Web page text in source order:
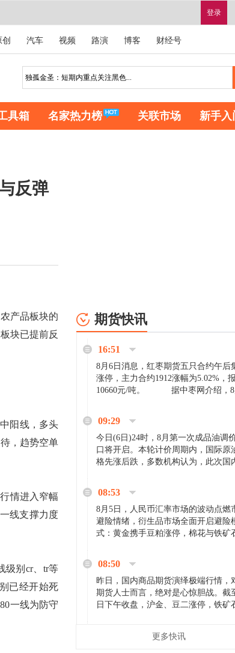
登录
创 汽车 视频 路演 博客 财经号
具箱 名家热力榜 关联市场 新手入
反弹
产品板块的
块已提前反
阳线，多头
，趋势空单
情进入窄幅
线支撑力度
级别cr、tr等
已经开始死
一线为防守
期货快讯
16:51
8月6日消息，红枣期货五只合约午后
涨停，主力合约1912涨幅为5.02%，报
10660元/吨。 据中枣网介绍，8
家好货依旧惜售挺...
09:29
今日(6日)24时，8月第一次成品油调
口将开启。本轮计价周期内，国际原
格先涨后跌，多数机构认为，此次国
08:53
8月5日，人民币汇率市场的波动点燃
避险情绪，衍生品市场全面开启避险
式：黄金携手豆粕涨停，棉花与铁矿
场来看，汇率波动...
08:50
昨日，国内商品期货演绎极端行情，
期货人士而言，绝对是心惊胆战。截
日下午收盘，沪金、豆二涨停，铁矿
[imgnobrwh] src=...更多快讯